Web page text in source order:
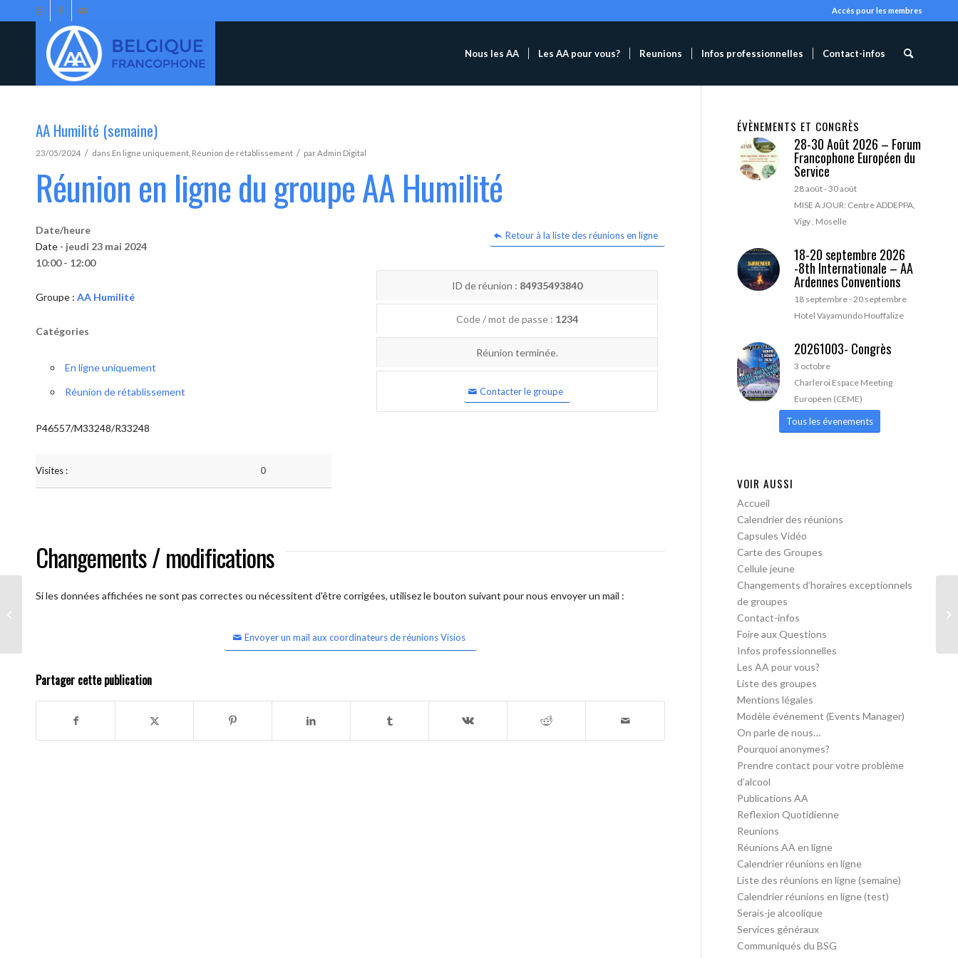
Accès pour les membres
Nous les AA Les AA pour vous? Reunions Infos professionnelles Contact-infos
AA Humilité (semaine)
23/05/2024 / dans En ligne uniquement Réunion de rétablissement / parAdmin Digital
Réunion en ligne du groupe AA Humilité
Retour à la liste des réunions en ligne
Date/heure
Date - jeudi 23 mai 2024
10:00 - 12:00
Groupe : AA Humilité
Catégories
En ligne uniquement
Réunion de rétablissement
P46557/M33248/R33248
Visites : 0
ID de réunion : 84935493840
Code / mot de passe : 1234
Réunion terminée.
Contacter le groupe
Changements / modifications
Si les données affichées ne sont pas correctes ou nécessitent d'être corrigées, utilisez le bouton suivant pour nous envoyer un mail :
Envoyer un mail aux coordinateurs de réunions Visios
Partager cette publication
ÉVÈNEMENTS ET CONGRÈS
28-30 Août 2026 – Forum
Francophone Européen du
Service
28 août-30 août
MISE A JOUR: Centre ADDEPPA,
Vigy , Moselle
18-20 septembre 2026
-8th Internationale – AA
Ardennes Conventions
18 septembre-20 septembre
Hotel Vayamundo Houffalize
20261003- Congrès
3 octobre
Charleroi Espace Meeting
Européen (CEME)
Tous les évenements
VOIR AUSSI
Accueil
Calendrier des réunions
Capsules Vidéo
Carte des Groupes
Cellule jeune
Changements d’horaires exceptionnels
de groupes
Contact-infos
Foire aux Questions
Infos professionnelles
Les AA pour vous?
Liste des groupes
Mentions légales
Modèle événement (Events Manager)
On parle de nous…
Pourquoi anonymes?
Prendre contact pour votre problème
d’alcool
Publications AA
Reflexion Quotidienne
Reunions
Réunions AA en ligne
Calendrier réunions en ligne
Liste des réunions en ligne (semaine)
Calendrier réunions en ligne (test)
Serais-je alcoolique
Services généraux
Communiqués du BSG